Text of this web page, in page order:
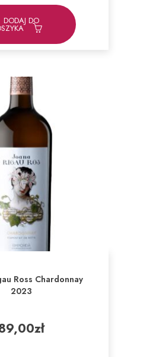
DODAJ DO
Ross Chardonnay
2023
zł